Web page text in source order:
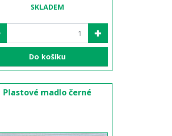
SKLADEM
Do košíku
Plastové madlo černé